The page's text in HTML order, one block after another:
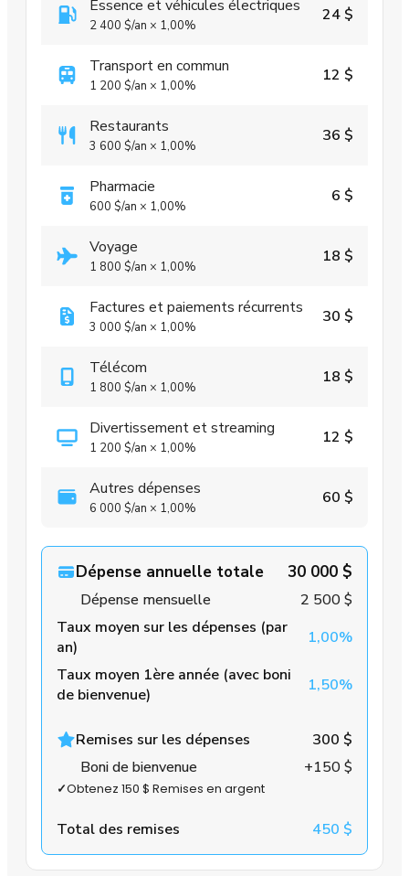
Essence et véhicules électriques
2 400 $/an × 1,00%
24 $
Transport en commun
1 200 $/an × 1,00%
12 $
Restaurants
3 600 $/an × 1,00%
36 $
Pharmacie
600 $/an × 1,00%
6 $
Voyage
1 800 $/an × 1,00%
18 $
Factures et paiements récurrents
3 000 $/an × 1,00%
30 $
Télécom
1 800 $/an × 1,00%
18 $
Divertissement et streaming
1 200 $/an × 1,00%
12 $
Autres dépenses
6 000 $/an × 1,00%
60 $
Dépense annuelle totale 30 000 $
Dépense mensuelle
2 500 $
Taux moyen sur les dépenses (par
an)
1,00%
Taux moyen 1ère année (avec boni
de bienvenue)
1,50%
Remises sur les dépenses
300 $
Boni de bienvenue
+150 $
✓Obtenez 150 $ Remises en argent
Total des remises 450 $